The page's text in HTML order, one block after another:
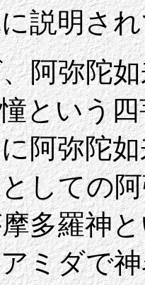
説明さ
阿弥陀
という
阿弥陀
しての
多羅神
ミダで